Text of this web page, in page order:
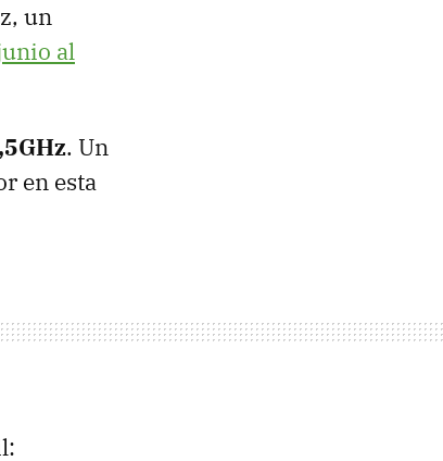
un
al
. Un
en esta